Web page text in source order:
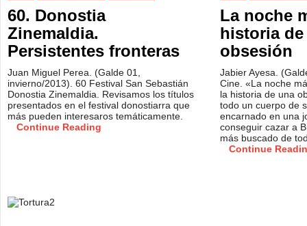
60. Donostia
Zinemaldia.
Persistentes fronteras
Juan Miguel Perea. (Galde 01,
invierno/2013). 60 Festival San Sebastián
Donostia Zinemaldia. Revisamos los títulos
presentados en el festival donostiarra que
más pueden interesaros temáticamente.
Continue Reading
La noche
historia de
obsesión
Jabier Ayesa.
Cine. «La noche
la historia de una
todo un cuerpo de
encarnado en una
conseguir cazar a
más buscado de
Continue